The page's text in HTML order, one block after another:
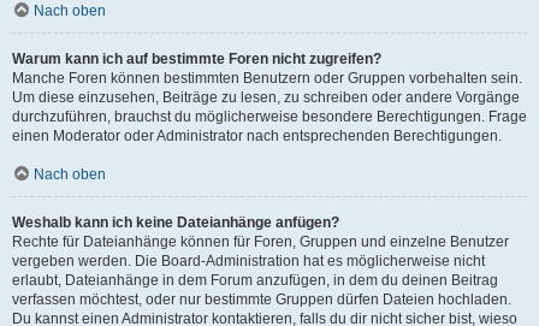
Nach oben
Warum kann ich auf bestimmte Foren nicht zugreifen?
Manche Foren können bestimmten Benutzern oder Gruppen vorbehalten sein.
Um diese einzusehen, Beiträge zu lesen, zu schreiben oder andere Vorgänge
durchzuführen, brauchst du möglicherweise besondere Berechtigungen. Frage
einen Moderator oder Administrator nach entsprechenden Berechtigungen.
Nach oben
Weshalb kann ich keine Dateianhänge anfügen?
Rechte für Dateianhänge können für Foren, Gruppen und einzelne Benutzer
vergeben werden. Die Board-Administration hat es möglicherweise nicht
erlaubt, Dateianhänge in dem Forum anzufügen, in dem du deinen Beitrag
verfassen möchtest, oder nur bestimmte Gruppen dürfen Dateien hochladen.
Du kannst einen Administrator kontaktieren, falls du dir nicht sicher bist, wieso